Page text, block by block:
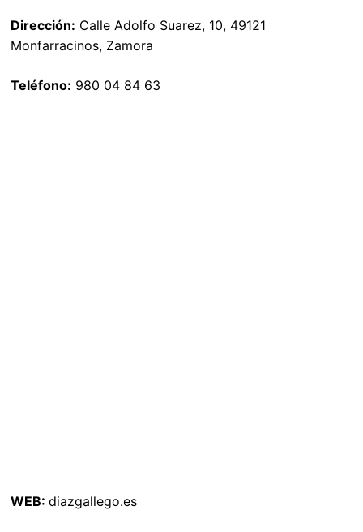
Dirección: Calle Adolfo Suarez, 10, 49121
Monfarracinos, Zamora
Teléfono: 980 04 84 63
WEB: diazgallego.es